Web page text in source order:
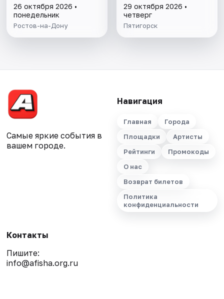
26 октября 2026 •
понедельник
Ростов-на-Дону
29 октября 2026 •
четверг
Пятигорск
Самые яркие события в
вашем городе.
Навигация
Главная
Города
Площадки
Артисты
Рейтинги
Промокоды
О нас
Возврат билетов
Политика
конфиденциальности
Контакты
Пишите:
info@afisha.org.ru